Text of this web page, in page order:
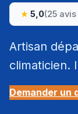
5,0(25 avis
Artisan
climaticien.
Demander un